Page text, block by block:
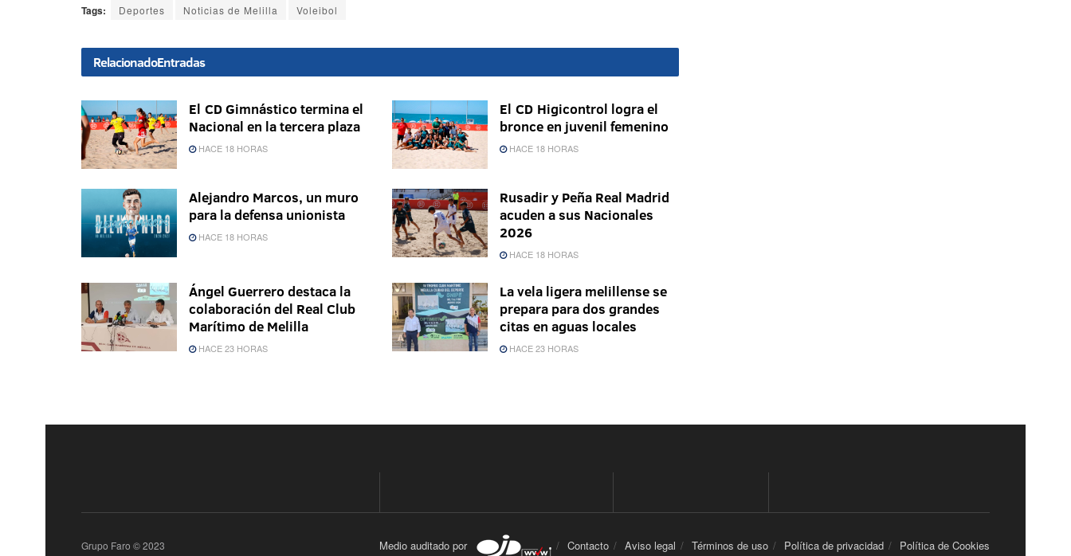
Tags: Deportes Noticias de Melilla Voleibol
RelacionadoEntradas
El CD Gimnástico termina el
Nacional en la tercera plaza
HACE 18 HORAS
El CD Higicontrol logra el
bronce en juvenil femenino
HACE 18 HORAS
Alejandro Marcos, un muro
para la defensa unionista
HACE 18 HORAS
Rusadir y Peña Real Madrid
acuden a sus Nacionales
2026
HACE 18 HORAS
Ángel Guerrero destaca la
colaboración del Real Club
Marítimo de Melilla
HACE 23 HORAS
La vela ligera melillense se
prepara para dos grandes
citas en aguas locales
HACE 23 HORAS
Medio auditado por Contacto Aviso legal Términos de uso Política de privacidad Política de Cookies
Grupo Faro © 2023